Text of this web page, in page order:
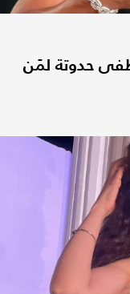
حدوتة لمَن